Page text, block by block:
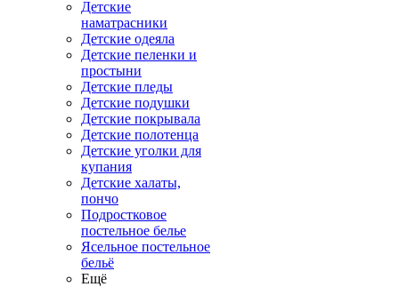
Детские
наматрасники
Детские одеяла
Детские пеленки и
простыни
Детские пледы
Детские подушки
Детские покрывала
Детские полотенца
Детские уголки для
купания
Детские халаты,
пончо
Подростковое
постельное белье
Ясельное постельное
бельё
Ещё